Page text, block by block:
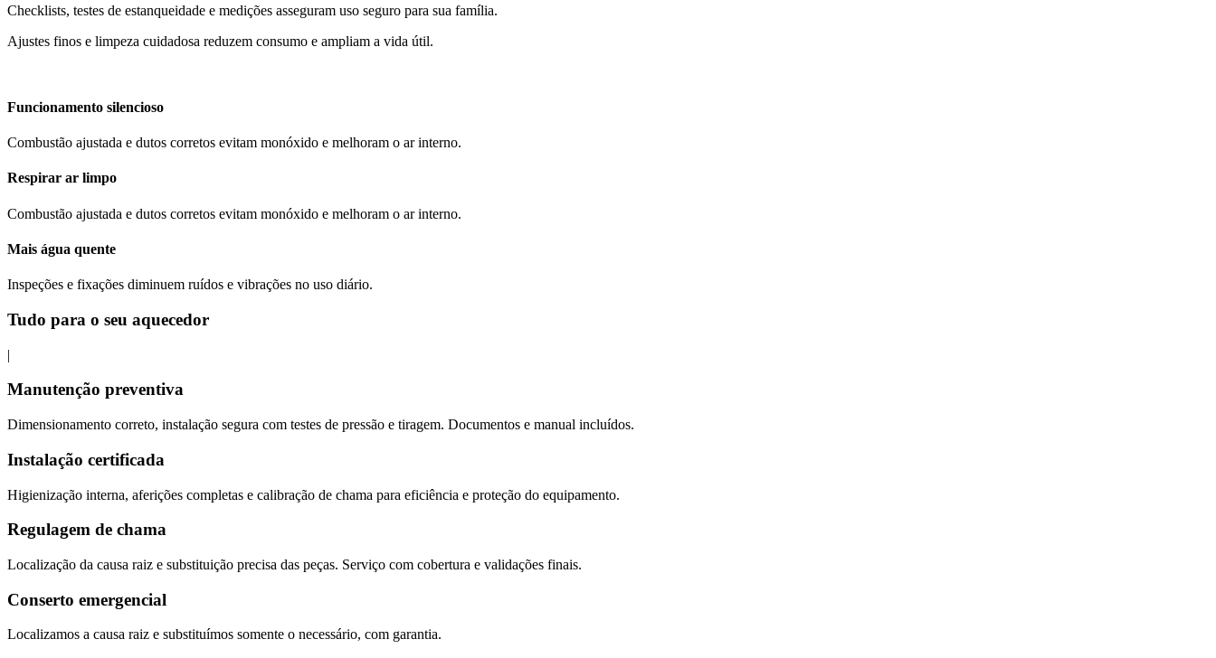
Checklists, testes de estanqueidade e medições asseguram uso seguro para sua família.
Ajustes finos e limpeza cuidadosa reduzem consumo e ampliam a vida útil.
Funcionamento silencioso
Combustão ajustada e dutos corretos evitam monóxido e melhoram o ar interno.
Respirar ar limpo
Combustão ajustada e dutos corretos evitam monóxido e melhoram o ar interno.
Mais água quente
Inspeções e fixações diminuem ruídos e vibrações no uso diário.
Tudo para o seu aquecedor
|
Manutenção preventiva
Dimensionamento correto, instalação segura com testes de pressão e tiragem. Documentos e manual incluídos.
Instalação certificada
Higienização interna, aferições completas e calibração de chama para eficiência e proteção do equipamento.
Regulagem de chama
Localização da causa raiz e substituição precisa das peças. Serviço com cobertura e validações finais.
Conserto emergencial
Localizamos a causa raiz e substituímos somente o necessário, com garantia.